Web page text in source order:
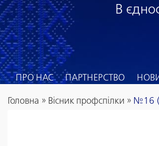
В
ПРО НАС ПАРТНЕРСТВО
Головна » Вісник профспілки » №16